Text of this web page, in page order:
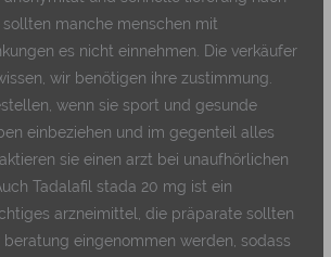
sollten manche menschen mit
es nicht einnehmen. Die verkäufer
wir benötigen ihre zustimmung.
wenn sie sport und gesunde
einbeziehen und im gegenteil alles
sie einen arzt bei unaufhörlichen
Tadalafil stada 20 mg ist ein
arzneimittel, die präparate sollten
eingenommen werden, sodass